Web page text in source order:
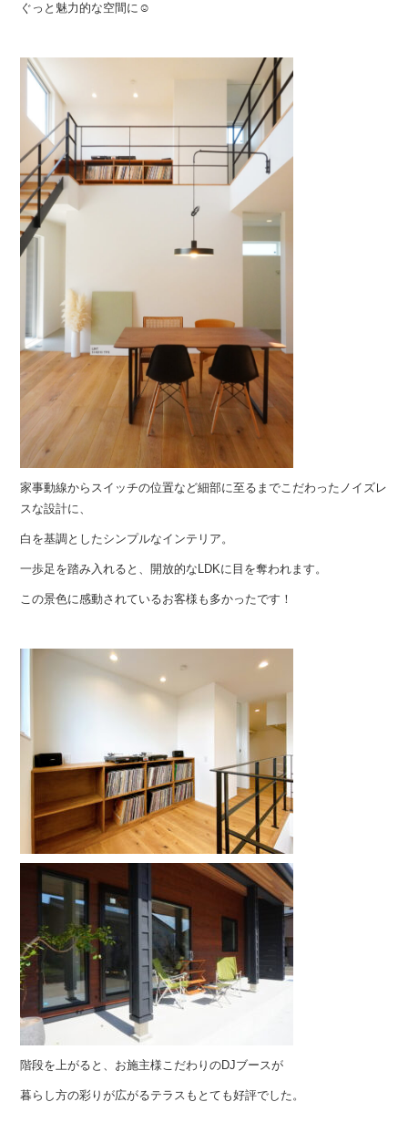
ぐっと魅力的な空間に☺︎
家事動線からスイッチの位置など細部に至るまでこだわったノイズレ
スな設計に、
白を基調としたシンプルなインテリア。
一歩足を踏み入れると、開放的なLDKに目を奪われます。
この景色に感動されているお客様も多かったです！
階段を上がると、お施主様こだわりのDJブースが
暮らし方の彩りが広がるテラスもとても好評でした。